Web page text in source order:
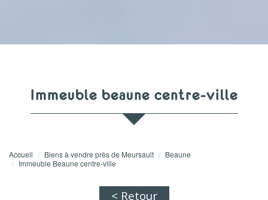
immeuble beaune centre-ville
Accueil Biens à vendre près de Meursault
Beaune
Immeuble Beaune centre-ville
< Retour